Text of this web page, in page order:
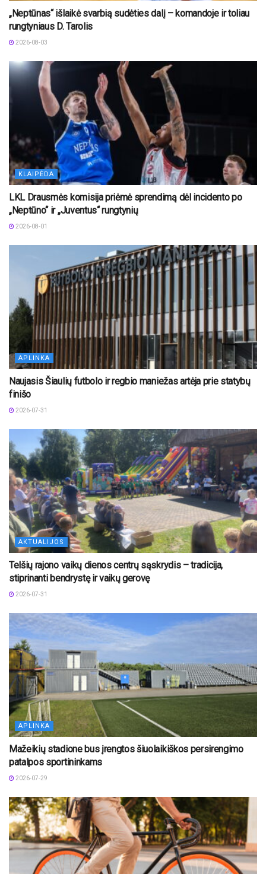
„Neptūnas“ išlaikė svarbią sudėties dalį – komandoje ir toliau
rungtyniaus D. Tarolis
2026-08-03
KLAIPĖDA
LKL Drausmės komisija priėmė sprendimą dėl incidento po
„Neptūno“ ir „Juventus“ rungtynių
2026-08-01
APLINKA
Naujasis Šiaulių futbolo ir regbio maniežas artėja prie statybų
finišo
2026-07-31
AKTUALIJOS
Telšių rajono vaikų dienos centrų sąskrydis – tradicija,
stiprinanti bendrystę ir vaikų gerovę
2026-07-31
APLINKA
Mažeikių stadione bus įrengtos šiuolaikiškos persirengimo
patalpos sportininkams
2026-07-29